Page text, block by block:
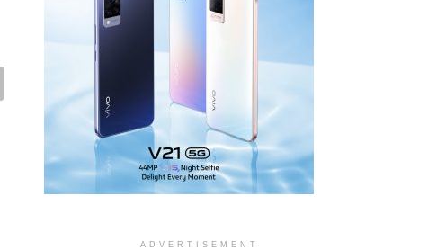
ADVERTISEMENT